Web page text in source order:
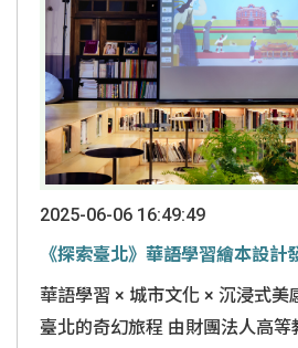
2025-06-06 16:49:49
《探索臺北》華語學習繪本設計
華語學習 × 城市文化 × 沉浸式美
臺北的奇幻旅程 由財團法人高